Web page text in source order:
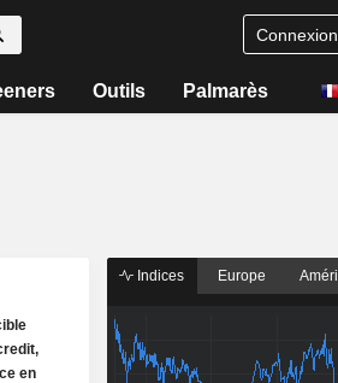
Connexion
Outils Palmarès
en
Indices Europe